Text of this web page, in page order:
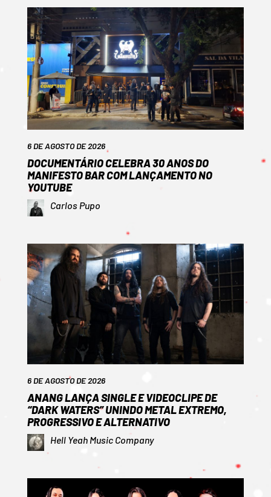
6 DE AGOSTO DE 2026
DOCUMENTÁRIO CELEBRA 30 ANOS DO
MANIFESTO BAR COM LANÇAMENTO NO
YOUTUBE
Carlos Pupo
6 DE AGOSTO DE 2026
ANANG LANÇA SINGLE E VIDEOCLIPE DE
“DARK WATERS” UNINDO METAL EXTREMO,
PROGRESSIVO E ALTERNATIVO
Hell Yeah Music Company